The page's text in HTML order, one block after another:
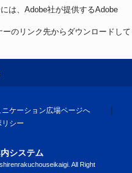
は、Adobe社が提供するAdobe
のリンク先からダウンロードして
ニケーション広場ページへ ｜
シー
システム
All Right